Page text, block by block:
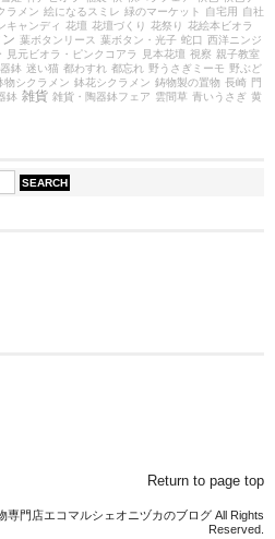
ラメン 絵になるスミレ 緑のマーケット 自宅用
自社
キャンディ 花壇 花壇づくり 花祭り 花絵本ビオラ
葉ボタンリース 葉ボタン・光子 蛇口 西洋ニンジ
見元ビオラ・ピンクコアラ 見本花壇 視察 親子教室
鉢 迷い猫 都わすれ 都忘れ 野うさぎミーモ 野ぶど
物シクラメン 鉢花シクラメン 鋳物製の置物 長崎
門
鉢 雑貨 雑貨・陶器鉢フェア 雲間草 青いうさぎ 黄
Return to page top
門店エコマルシェオニヅカのブログ All Rights
Reserved.